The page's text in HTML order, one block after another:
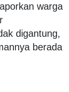
warga
digantung,
berada